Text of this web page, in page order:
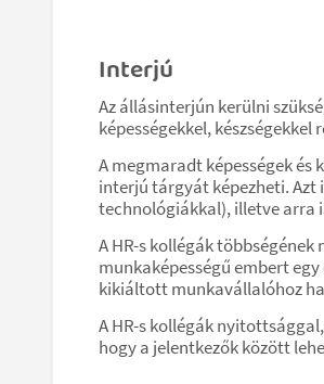
Interjú
Az állásinterjún kerülni
képességekkel,
A megmaradt képességek
interjú tárgyát képezheti. Azt
technológiákkal), illetve arra
A HR-s kollégák
munkaképességű embert
kikiáltott munkavállalóhoz
A HR-s kollégák
hogy a jelentkezők között